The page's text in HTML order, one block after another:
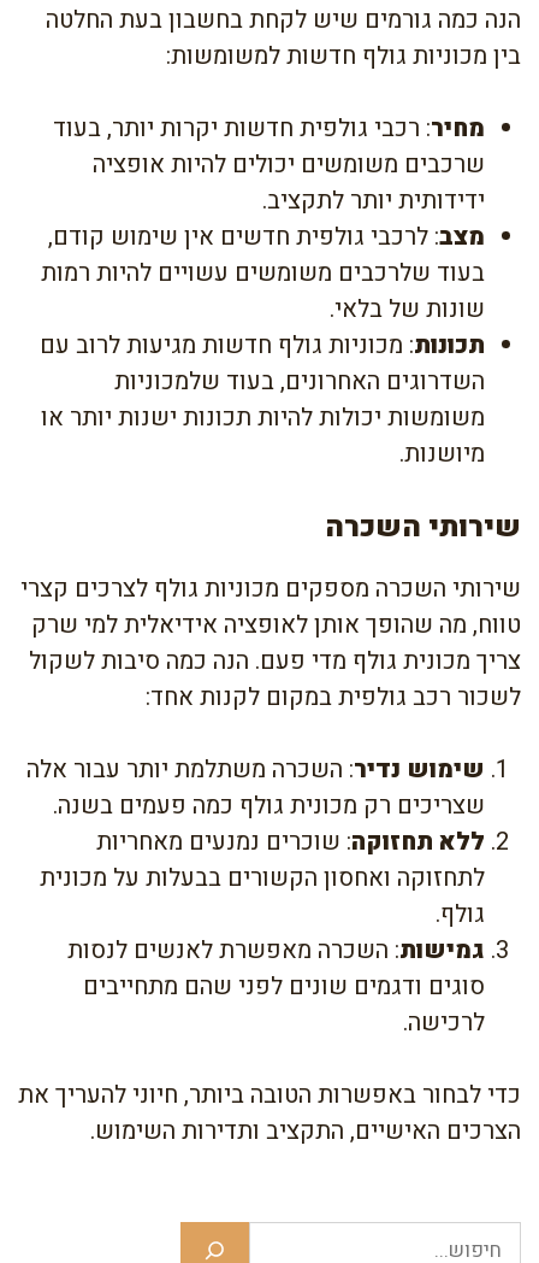
הנה כמה גורמים שיש לקחת בחשבון בעת החלטה
בין מכוניות גולף חדשות למשומשות:
מחיר: רכבי גולפית חדשות יקרות יותר, בעוד
שרכבים משומשים יכולים להיות אופציה
ידידותית יותר לתקציב.
מצב: לרכבי גולפית חדשים אין שימוש קודם,
בעוד שלרכבים משומשים עשויים להיות רמות
שונות של בלאי.
תכונות: מכוניות גולף חדשות מגיעות לרוב עם
השדרוגים האחרונים, בעוד שלמכוניות
משומשות יכולות להיות תכונות ישנות יותר או
מיושנות.
שירותי השכרה
שירותי השכרה מספקים מכוניות גולף לצרכים קצרי
טווח, מה שהופך אותן לאופציה אידיאלית למי שרק
צריך מכונית גולף מדי פעם. הנה כמה סיבות לשקול
לשכור רכב גולפית במקום לקנות אחד:
שימוש נדיר: השכרה משתלמת יותר עבור אלה
שצריכים רק מכונית גולף כמה פעמים בשנה.
ללא תחזוקה: שוכרים נמנעים מאחריות
לתחזוקה ואחסון הקשורים בבעלות על מכונית
גולף.
גמישות: השכרה מאפשרת לאנשים לנסות
סוגים ודגמים שונים לפני שהם מתחייבים
לרכישה.
כדי לבחור באפשרות הטובה ביותר, חיוני להעריך את
הצרכים האישיים, התקציב ותדירות השימוש.
חיפוש